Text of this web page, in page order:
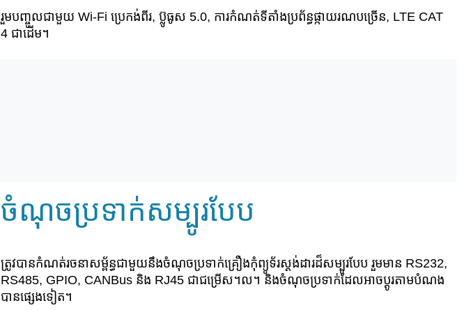
រួមបញ្ចូលជាមួយ Wi-Fi ប្រេកង់ពីរ, ប៊្លូធូស 5.0, ការកំណត់ទីតាំងប្រព័ន្ធផ្កាយរណបច្រើន, LTE CAT
4 ជាដើម។
ចំណុចប្រទាក់សម្បូរបែប
ត្រូវបានកំណត់រចនាសម្ព័ន្ធជាមួយនឹងចំណុចប្រទាក់គ្រឿងកុំព្យូទ័រស្តង់ដារដ៏សម្បូរបែប រួមមាន RS232,
RS485, GPIO, CANBus និង RJ45 ជាជម្រើស។ល។ និងចំណុចប្រទាក់ដែលអាចប្ដូរតាមបំណង
បានផ្សេងទៀត។